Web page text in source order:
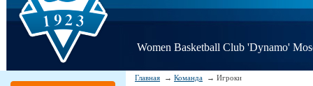
Women Basketball Club 'Dynamo'
Главная Команда Игроки